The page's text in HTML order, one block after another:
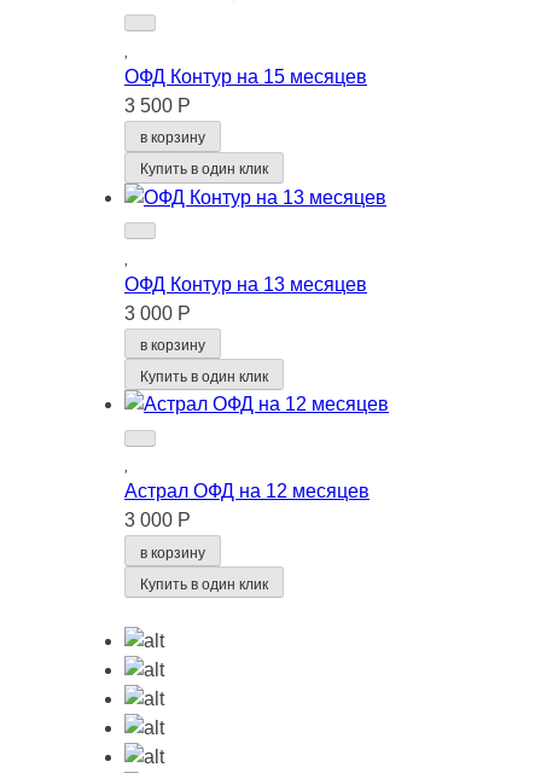
ОФД Контур на 15 месяцев
3 500 Р
в корзину
Купить в один клик
ОФД Контур на 13 месяцев
3 000 Р
в корзину
Купить в один клик
Астрал ОФД на 12 месяцев
3 000 Р
в корзину
Купить в один клик